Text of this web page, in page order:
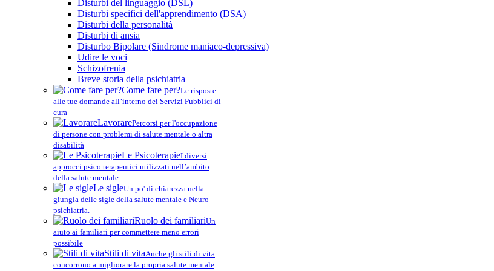
Disturbi del linguaggio (DSL)
Disturbi specifici dell'apprendimento (DSA)
Disturbi della personalità
Disturbi di ansia
Disturbo Bipolare (Sindrome maniaco-depressiva)
Udire le voci
Schizofrenia
Breve storia della psichiatria
Come fare per?Le risposte
alle tue domande all’interno dei Servizi Pubblici di
cura
LavorarePercorsi per l'occupazione
di persone con problemi di salute mentale o altra
disabilità
Le PsicoterapieI diversi
approcci psico terapeutici utilizzati nell’ambito
della salute mentale
Le sigleUn po' di chiarezza nella
giungla delle sigle della salute mentale e Neuro
psichiatria.
Ruolo dei familiariUn
aiuto ai familiari per commettere meno errori
possibile
Stili di vitaAnche gli stili di vita
concorrono a migliorare la propria salute mentale